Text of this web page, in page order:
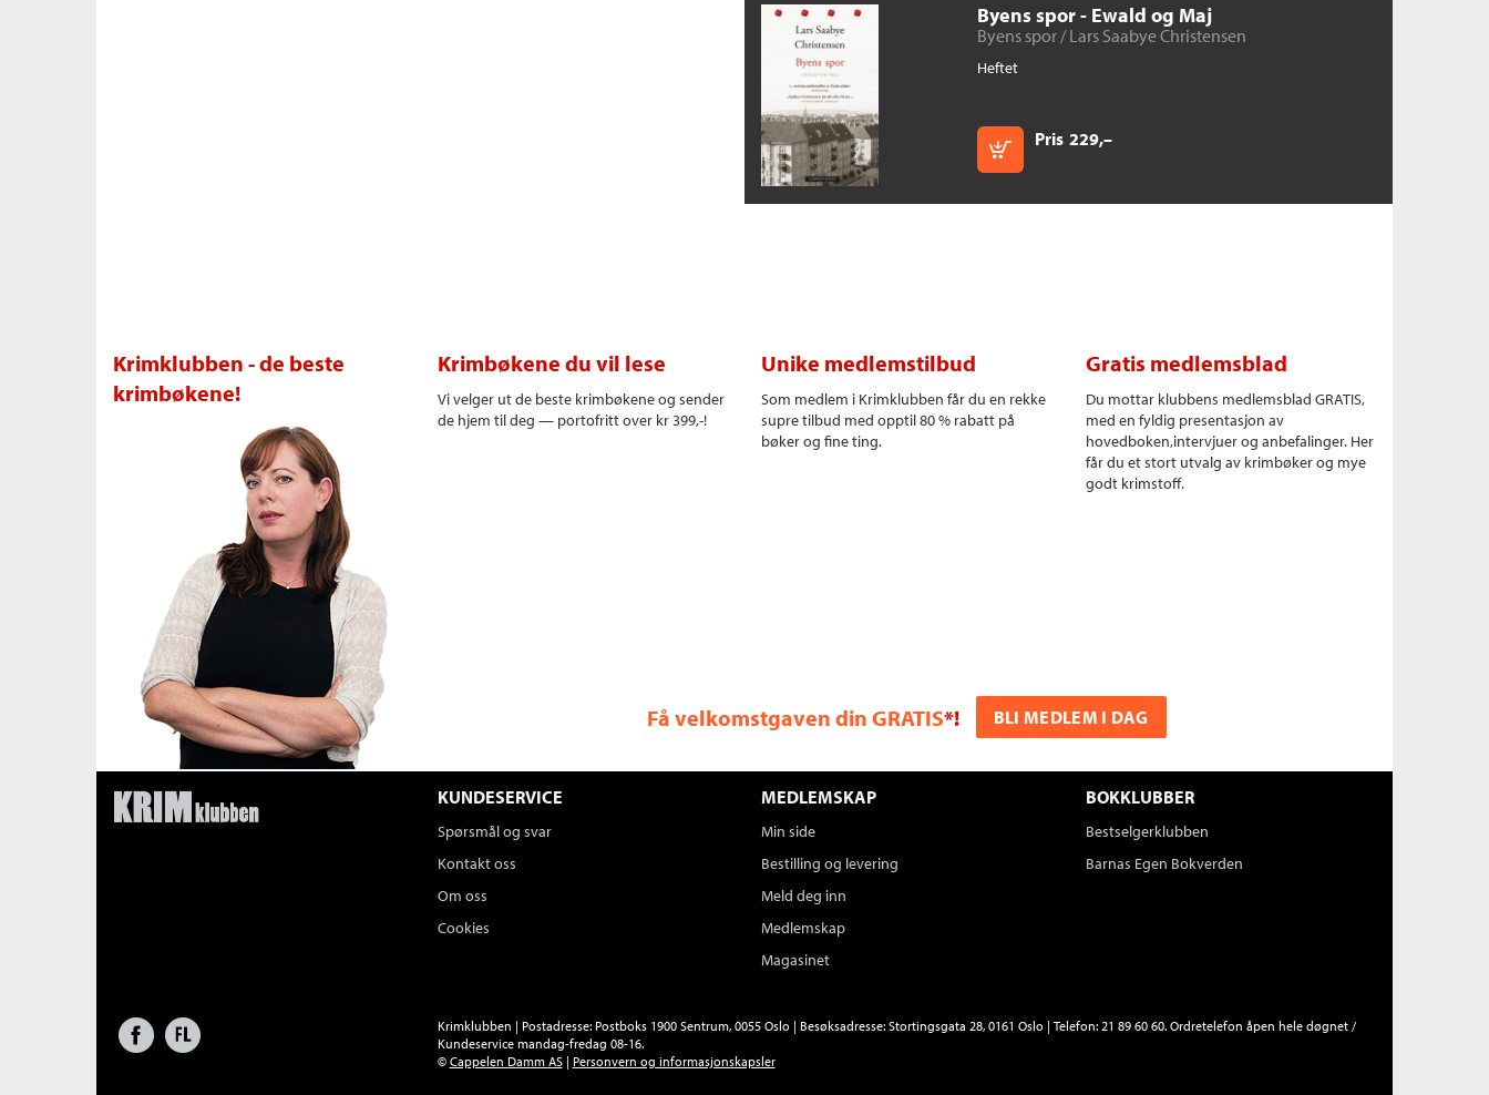
Byens spor - Ewald og Maj
Byens spor /Lars Saabye Christensen
Heftet
Pris 229,–
Kjøp
Krimklubben - de beste
krimbøkene!
Krimbøkene du vil lese
Vi velger ut de beste krimbøkene og sender
de hjem til deg — portofritt over kr 399,-!
Unike medlemstilbud
Som medlem i Krimklubben får du en rekke
supre tilbud med opptil 80 % rabatt på
bøker og fine ting.
Gratis medlemsblad
Du mottar klubbens medlemsblad GRATIS,
med en fyldig presentasjon av
hovedboken,intervjuer og anbefalinger. Her
får du et stort utvalg av krimbøker og mye
godt krimstoff.
Få velkomstgaven din GRATIS*! BLI MEDLEM I DAG
KUNDESERVICE
Spørsmål og svar
Kontakt oss
Om oss
Cookies
MEDLEMSKAP
Min side
Bestilling og levering
Meld deg inn
Medlemskap
Magasinet
BOKKLUBBER
Bestselgerklubben
Barnas Egen Bokverden
Krimklubben | Postadresse: Postboks 1900 Sentrum, 0055 Oslo | Besøksadresse: Stortingsgata 28, 0161 Oslo | Telefon: 21 89 60 60. Ordretelefon åpen hele døgnet /
Kundeservice mandag-fredag 08-16.
© Cappelen Damm AS| Personvern og informasjonskapsler
Facebook